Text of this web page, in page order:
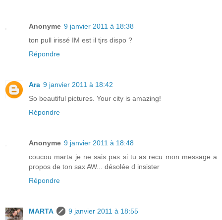
Anonyme 9 janvier 2011 à 18:38
ton pull irissé IM est il tjrs dispo ?
Répondre
Ara 9 janvier 2011 à 18:42
So beautiful pictures. Your city is amazing!
Répondre
Anonyme 9 janvier 2011 à 18:48
coucou marta je ne sais pas si tu as recu mon message a
propos de ton sax AW... désolée d insister
Répondre
MARTA
9 janvier 2011 à 18:55